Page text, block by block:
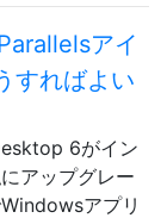
アイ
すればよい
6がイン
アップグレー
アプリ